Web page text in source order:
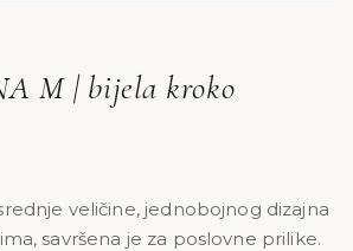
M | bijela kroko
veličine, jednobojnog dizajna
savršena je za poslovne prilike.